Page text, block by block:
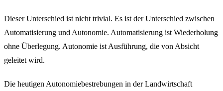
Dieser Unterschied ist nicht trivial. Es ist der Unterschied zwischen
Automatisierung und Autonomie. Automatisierung ist Wiederholung
ohne Überlegung. Autonomie ist Ausführung, die von Absicht
geleitet wird.
Die heutigen Autonomiebestrebungen in der Landwirtschaft